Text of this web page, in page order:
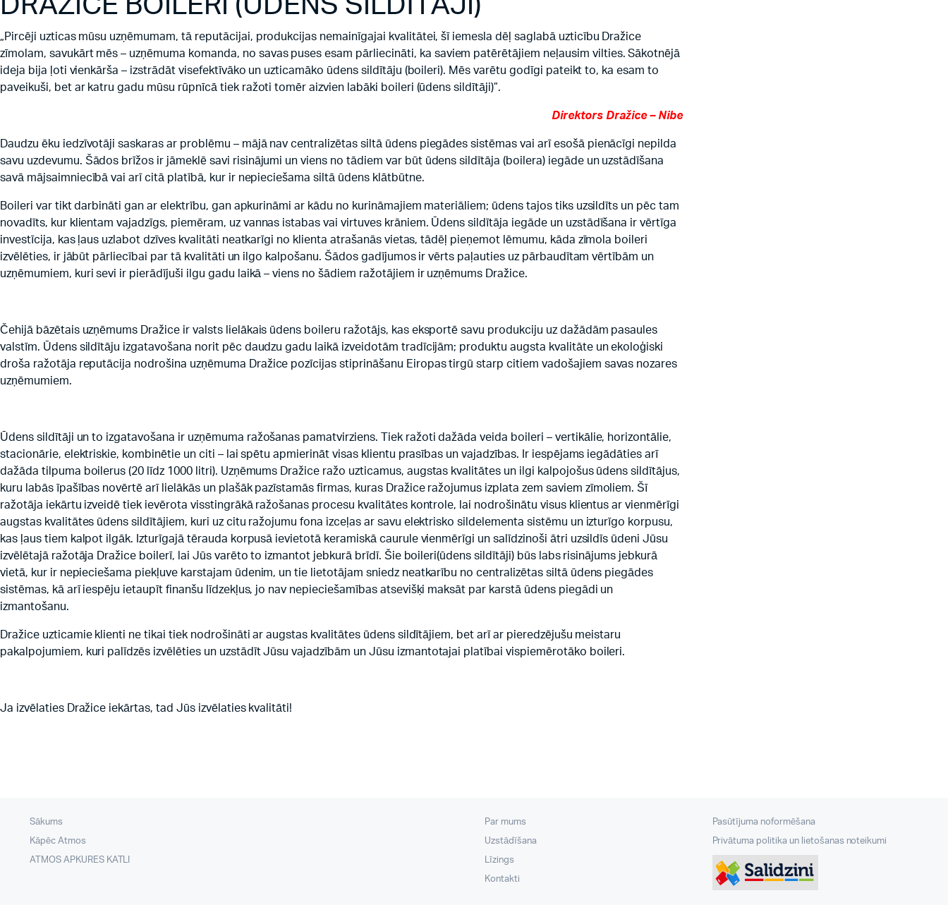
„Pircēji uzticas mūsu uzņēmumam, tā reputācijai, produkcijas nemainīgajai kvalitātei, šī iemesla dēļ saglabā uzticību Dražice
zīmolam, savukārt mēs – uzņēmuma komanda, no savas puses esam pārliecināti, ka saviem patērētājiem neļausim vilties. Sākotnējā
ideja bija ļoti vienkārša – izstrādāt visefektīvāko un uzticamāko ūdens sildītāju (boileri). Mēs varētu godīgi pateikt to, ka esam to
paveikuši, bet ar katru gadu mūsu rūpnīcā tiek ražoti tomēr aizvien labāki boileri (ūdens sildītāji)”.
Direktors Dražice – Nibe
Daudzu ēku iedzīvotāji saskaras ar problēmu – mājā nav centralizētas siltā ūdens piegādes sistēmas vai arī esošā pienācīgi nepilda
savu uzdevumu. Šādos brīžos ir jāmeklē savi risinājumi un viens no tādiem var būt ūdens sildītāja (boilera) iegāde un uzstādīšana
savā mājsaimniecībā vai arī citā platībā, kur ir nepieciešama siltā ūdens klātbūtne.
Boileri var tikt darbināti gan ar elektrību, gan apkurināmi ar kādu no kurināmajiem materiāliem; ūdens tajos tiks uzsildīts un pēc tam
novadīts, kur klientam vajadzīgs, piemēram, uz vannas istabas vai virtuves krāniem. Ūdens sildītāja iegāde un uzstādīšana ir vērtīga
investīcija, kas ļaus uzlabot dzīves kvalitāti neatkarīgi no klienta atrašanās vietas, tādēļ pieņemot lēmumu, kāda zīmola boileri
izvēlēties, ir jābūt pārliecībai par tā kvalitāti un ilgo kalpošanu. Šādos gadījumos ir vērts paļauties uz pārbaudītam vērtībām un
uzņēmumiem, kuri sevi ir pierādījuši ilgu gadu laikā – viens no šādiem ražotājiem ir uzņēmums Dražice.
Čehijā bāzētais uzņēmums Dražice ir valsts lielākais ūdens boileru ražotājs, kas eksportē savu produkciju uz dažādām pasaules
valstīm. Ūdens sildītāju izgatavošana norit pēc daudzu gadu laikā izveidotām tradīcijām; produktu augsta kvalitāte un ekoloģiski
droša ražotāja reputācija nodrošina uzņēmuma Dražice pozīcijas stiprināšanu Eiropas tirgū starp citiem vadošajiem savas nozares
uzņēmumiem.
Ūdens sildītāji un to izgatavošana ir uzņēmuma ražošanas pamatvirziens. Tiek ražoti dažāda veida boileri – vertikālie, horizontālie,
stacionārie, elektriskie, kombinētie un citi – lai spētu apmierināt visas klientu prasības un vajadzības. Ir iespējams iegādāties arī
dažāda tilpuma boilerus (20 līdz 1000 litri). Uzņēmums Dražice ražo uzticamus, augstas kvalitātes un ilgi kalpojošus ūdens sildītājus,
kuru labās īpašības novērtē arī lielākās un plašāk pazīstamās firmas, kuras Dražice ražojumus izplata zem saviem zīmoliem. Šī
ražotāja iekārtu izveidē tiek ievērota visstingrākā ražošanas procesu kvalitātes kontrole, lai nodrošinātu visus klientus ar vienmērīgi
augstas kvalitātes ūdens sildītājiem, kuri uz citu ražojumu fona izceļas ar savu elektrisko sildelementa sistēmu un izturīgo korpusu,
kas ļaus tiem kalpot ilgāk. Izturīgajā tērauda korpusā ievietotā keramiskā caurule vienmērīgi un salīdzinoši ātri uzsildīs ūdeni Jūsu
izvēlētajā ražotāja Dražice boilerī, lai Jūs varēto to izmantot jebkurā brīdī. Šie boileri(ūdens sildītāji) būs labs risinājums jebkurā
vietā, kur ir nepieciešama piekļuve karstajam ūdenim, un tie lietotājam sniedz neatkarību no centralizētas siltā ūdens piegādes
sistēmas, kā arī iespēju ietaupīt finanšu līdzekļus, jo nav nepieciešamības atsevišķi maksāt par karstā ūdens piegādi un
izmantošanu.
Dražice uzticamie klienti ne tikai tiek nodrošināti ar augstas kvalitātes ūdens sildītājiem, bet arī ar pieredzējušu meistaru
pakalpojumiem, kuri palīdzēs izvēlēties un uzstādīt Jūsu vajadzībām un Jūsu izmantotajai platībai vispiemērotāko boileri.
Ja izvēlaties Dražice iekārtas, tad Jūs izvēlaties kvalitāti!
Sākums
Kāpēc Atmos
ATMOS APKURES KATLI
Par mums
Uzstādīšana
Līzings
Kontakti
Pasūtījuma noformēšana
Privātuma politika un lietošanas noteikumi